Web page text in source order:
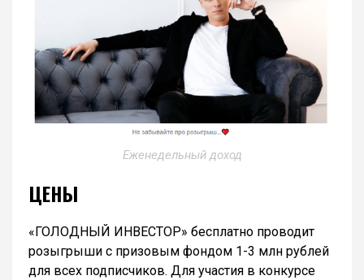
Еженедельный доход
ЦЕНЫ
«ГОЛОДНЫЙ ИНВЕСТОР» бесплатно проводит
розыгрыши с призовым фондом 1-3 млн рублей
для всех подписчиков. Для участия в конкурсе